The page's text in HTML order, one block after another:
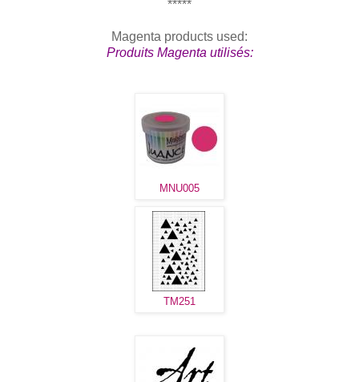
*****
Magenta products used:
Produits Magenta utilisés:
MNU005
TM251